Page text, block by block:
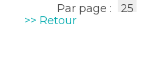
Par page :
25
>> Retour